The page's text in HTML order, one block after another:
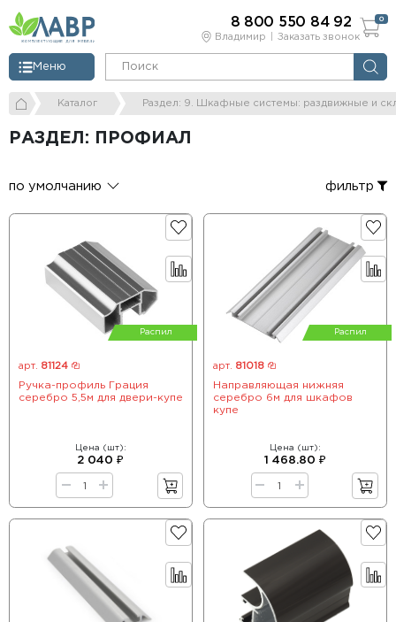
Владимир Заказать звонок
Меню
8 800 550 84 92 0
Каталог Раздел: 9. Шкафные системы: раздвижные и
РАЗДЕЛ: ПРОФИАЛ
по умолчанию фильтр
Распил
арт. 81124
Ручка-профиль Грация
серебро 5,5м для двери-купе
Цена (шт):
2 040 ₽
Распил
арт. 81018
Направляющая нижняя
серебро 6м для шкафов
купе
Цена (шт):
1 468.80 ₽